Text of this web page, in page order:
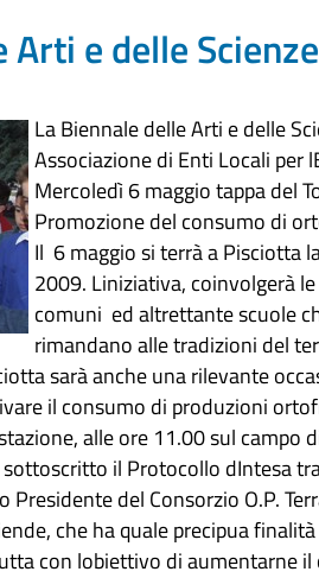
Arti e delle
La Biennale delle Arti e delle
Associazione di Enti Locali per
Mercoledì 6 maggio tappa del
Promozione del consumo di
Il 6 maggio si terrà a Pisciotta
2009. Liniziativa, coinvolgerà
comuni ed altrettante scuole
rimandano alle tradizioni del
sarà anche una rilevante
il consumo di produzioni
alle ore 11.00 sul campo
il Protocollo dIntesa
Presidente del Consorzio O.P.
che ha quale precipua
con lobiettivo di aumentarne